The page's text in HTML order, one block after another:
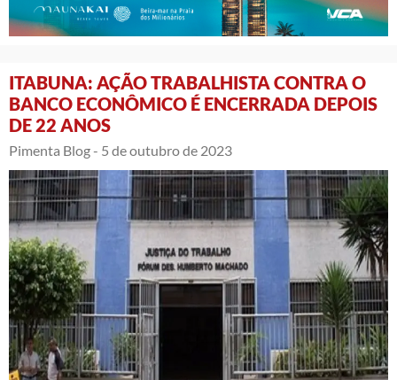
ITABUNA: AÇÃO TRABALHISTA CONTRA O
BANCO ECONÔMICO É ENCERRADA DEPOIS
DE 22 ANOS
Pimenta Blog - 5 de outubro de 2023